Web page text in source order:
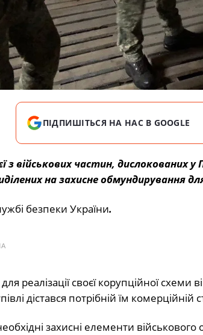
ПІДПИШІТЬСЯ НА НАС В GOOGLE
з військових частин, дислокованих
на захисне обмундирування
безпеки України.
реалізації своєї корупційної
дістався потрібній їм комерційній
захисні елементи